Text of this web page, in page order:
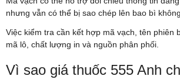
nhưng vẫn có thể bị sao chép lên bao bì
Việc kiểm tra cần kết hợp mã vạch, tên phiên
mã lô, chất lượng in và nguồn phân phối.
Vì sao giá thuốc 555 Anh